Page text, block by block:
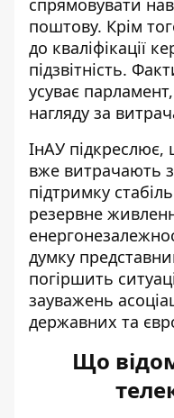
спрямовувати
поштову. Крім
до кваліфікації
підзвітність.
усуває
нагляду за
ІнАУ підкреслює,
вже витрачають
підтримку
резервне
думку
погіршить
зауважень
державних та
Що